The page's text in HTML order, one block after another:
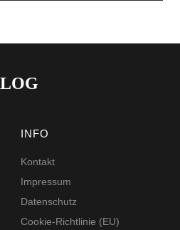
INFO
Kontakt
Impressum
Datenschutz
Cookie-Richtlinie (EU)